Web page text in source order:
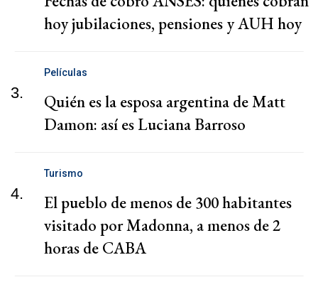
hoy jubilaciones, pensiones y AUH hoy
3.
Películas
Quién es la esposa argentina de Matt
Damon: así es Luciana Barroso
4.
Turismo
El pueblo de menos de 300 habitantes
visitado por Madonna, a menos de 2
horas de CABA